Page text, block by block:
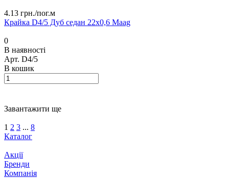
4.13 грн./пог.м
Крайка D4/5 Дуб седан 22х0,6 Maag
0
В наявності
Арт. D4/5
В кошик
Завантажити ще
1 2 3 ... 8
Каталог
Акції
Бренди
Компанія